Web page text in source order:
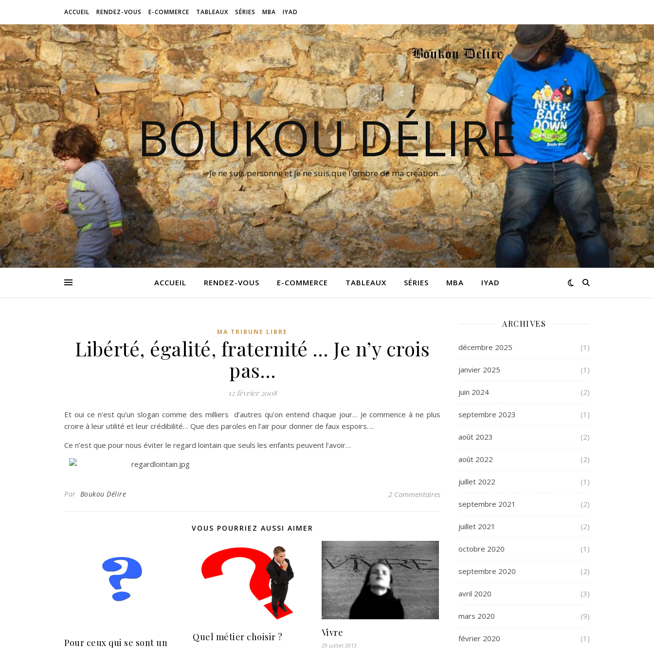
ACCUEIL RENDEZ-VOUS E-COMMERCE TABLEAUX SÉRIES MBA IYAD
BOUKOU DÉLIRE
Je ne suis personne et je ne suis que l’ombre de ma création…
ACCUEIL RENDEZ-VOUS E-COMMERCE TABLEAUX SÉRIES MBA IYAD
MA TRIBUNE LIBRE
Libérté, égalité, fraternité … Je n’y crois
pas…
12 février 2008
Et oui ce n’est qu’un slogan comme des milliers d’autres qu’on entend chaque jour… Je commence à ne plus
croire à leur utilité et leur crédibilité… Que des paroles en l’air pour donner de faux espoirs….
Ce n’est que pour nous éviter le regard lointain que seuls les enfants peuvent l’avoir…
Par Boukou Délire 2 Commentaires
VOUS POURRIEZ AUSSI AIMER
Pour ceux qui se sont un
Quel métier choisir ? Vivre
29 juillet 2013
ARCHIVES
décembre 2025 (1)
janvier 2025 (1)
juin 2024 (2)
septembre 2023 (1)
août 2023 (2)
août 2022 (2)
juillet 2022 (1)
septembre 2021 (2)
juillet 2021 (2)
octobre 2020 (1)
septembre 2020 (2)
avril 2020 (3)
mars 2020 (9)
février 2020 (1)